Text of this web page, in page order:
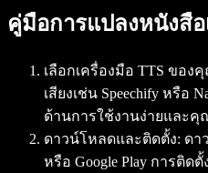
คู่มือการแปลงหนังสื
เลือกเครื่องมือ TTS ของ
เสียงเช่น Speechify หรือ
ด้านการใช้งานง่ายและคุ
ดาวน์โหลดและติดตั้ง: ดา
หรือ Google Play การติด